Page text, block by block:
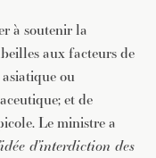
à soutenir la
aux facteurs de
ou
et de
Le ministre a
d’interdiction des